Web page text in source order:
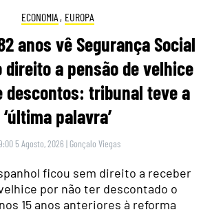
ECONOMIA , EUROPA
anos vê Segurança Social
direito a pensão de velhice
descontos: tribunal teve a
‘última palavra’
5 Agosto, 2026 | Gonçalo Viegas
ficou sem direito a receber
por não ter descontado o
15 anos anteriores à reforma